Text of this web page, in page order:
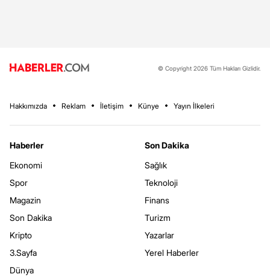
© Copyright 2026 Tüm Hakları Gizlidir.
Hakkımızda Reklam İletişim Künye Yayın İlkeleri
Haberler
Ekonomi
Spor
Magazin
Son Dakika
Kripto
3.Sayfa
Dünya
Son Dakika
Sağlık
Teknoloji
Finans
Turizm
Yazarlar
Yerel Haberler